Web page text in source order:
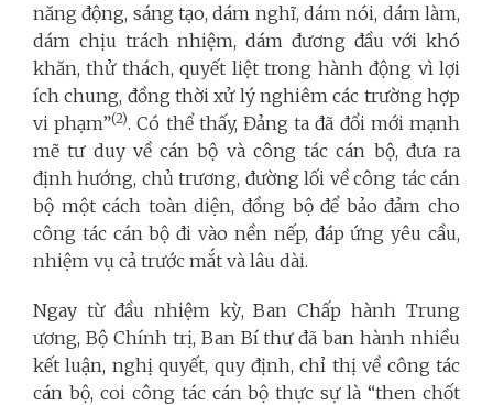
năng động, sáng tạo, dám nghĩ, dám nói, dám làm,
dám chịu trách nhiệm, dám đương đầu với khó
khăn, thử thách, quyết liệt trong hành động vì lợi
ích chung, đồng thời xử lý nghiêm các trường hợp
vi phạm”(2). Có thể thấy, Đảng ta đã đổi mới mạnh
mẽ tư duy về cán bộ và công tác cán bộ, đưa ra
định hướng, chủ trương, đường lối về công tác cán
bộ một cách toàn diện, đồng bộ để bảo đảm cho
công tác cán bộ đi vào nền nếp, đáp ứng yêu cầu,
nhiệm vụ cả trước mắt và lâu dài.
Ngay từ đầu nhiệm kỳ, Ban Chấp hành Trung
ương, Bộ Chính trị, Ban Bí thư đã ban hành nhiều
kết luận, nghị quyết, quy định, chỉ thị về công tác
cán bộ, coi công tác cán bộ thực sự là “then chốt